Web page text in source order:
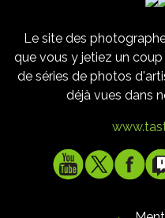
Le site des
que vous y jetiez un
de séries de photos
déjà vues dans